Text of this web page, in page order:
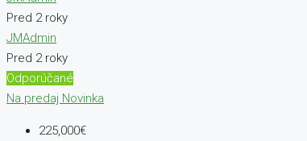
Pred 2 roky
JMAdmin
Pred 2 roky
Odporúčané
Na predaj Novinka
225,000€